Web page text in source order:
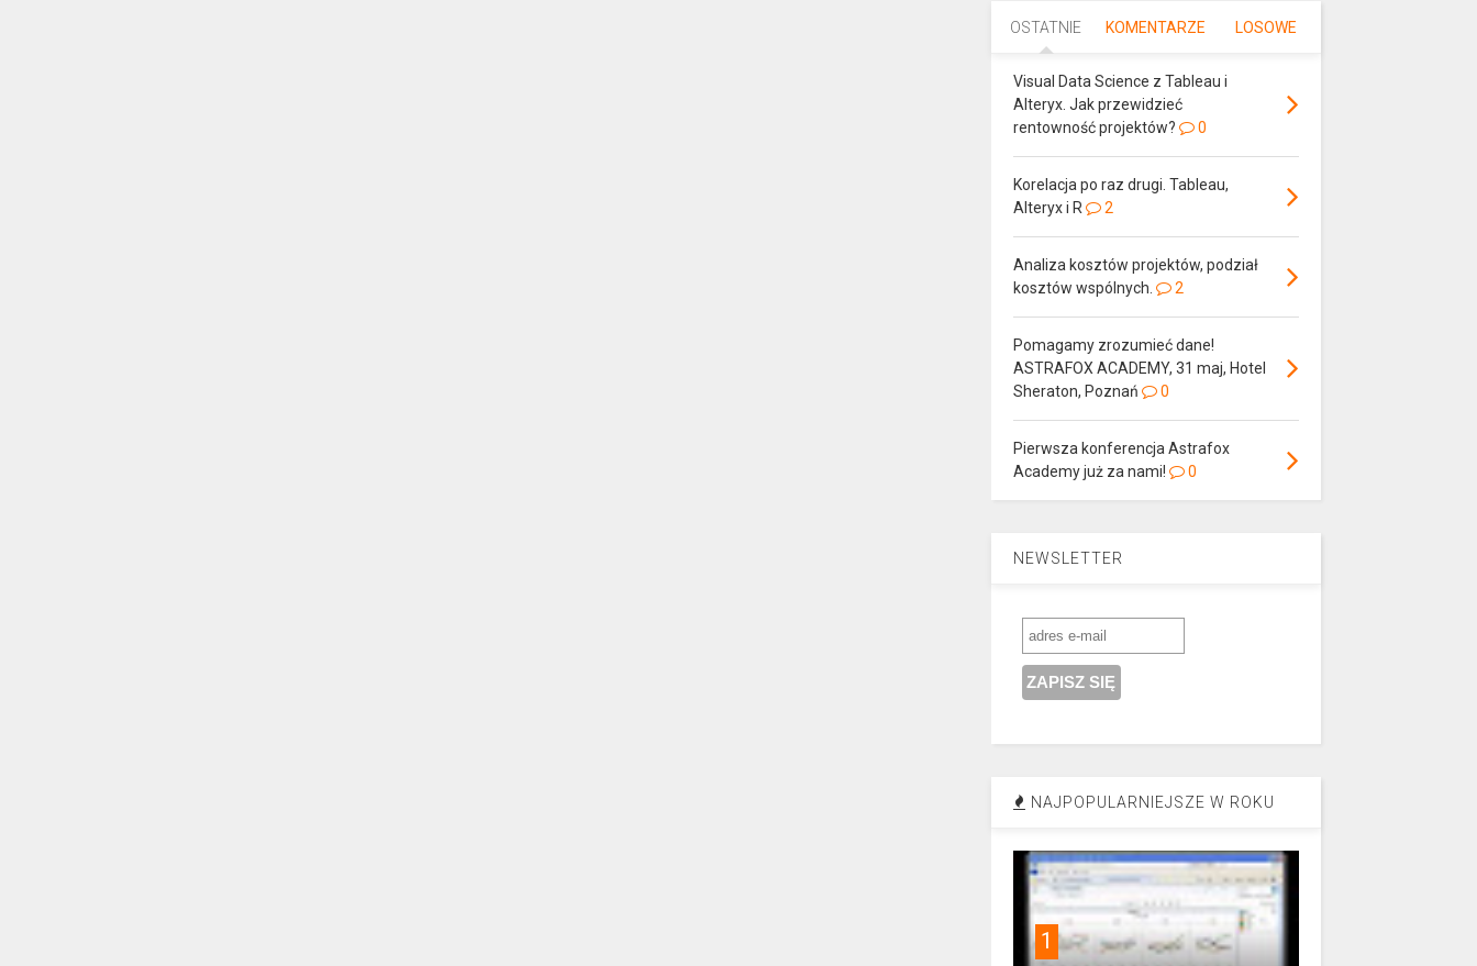
OSTATNIE KOMENTARZE LOSOWE
Visual Data Science z Tableau i
Alteryx. Jak przewidzieć
rentowność projektów?
0
Korelacja po raz drugi. Tableau,
Alteryx i R
2
Analiza kosztów projektów, podział
kosztów wspólnych.
2
Pomagamy zrozumieć dane!
ASTRAFOX ACADEMY, 31 maj, Hotel
Sheraton, Poznań
0
Pierwsza konferencja Astrafox
Academy już za nami!
0
NEWSLETTER
NAJPOPULARNIEJSZE W ROKU
1